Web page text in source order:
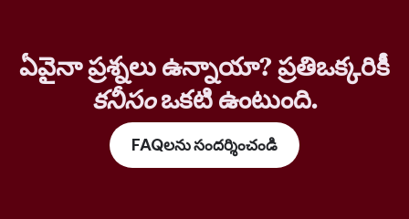
ఏవైనా ప్రశ్నలు ఉన్నాయా? ప్రతిఒక్కరికీ
కనీసంఒకటి ఉంటుంది.
FAQలను సందర్శించండి